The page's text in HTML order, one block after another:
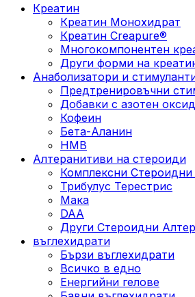
Креатин
Креатин Монохидрат
Креатин Creapure®
Многокомпонентен
Други форми на
Анаболизатори и
Предтренировъчни
Добавки с азотен оксид
Кофеин
Бета-Аланин
HMB
Алтеранитиви на стероиди
Комплексни
Трибулус Терестрис
Maка
DAA
Други Стероидни
въглехидрати
Бързи въглехидрати
Всичко в едно
Енергийни гелове